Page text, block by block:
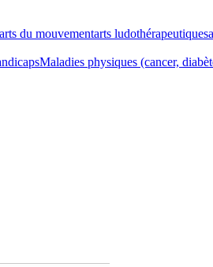
arts du mouvementarts ludothérapeutiques
Maladies physiques (cancer,